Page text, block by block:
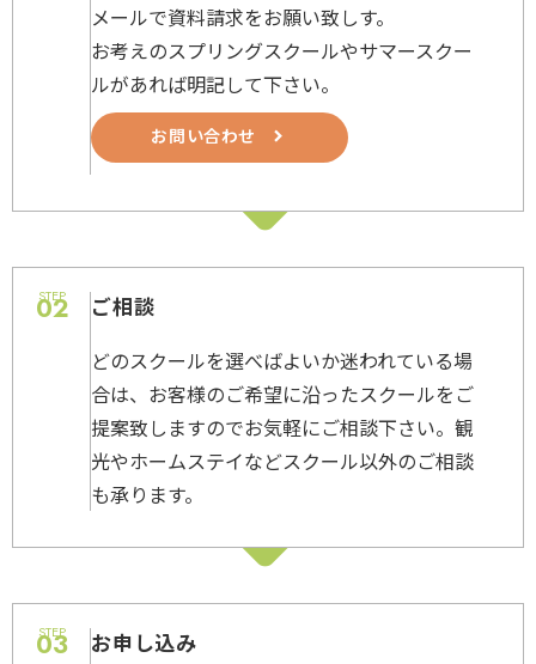
メールで資料請求をお願い致しす。
お考えのスプリングスクールやサマースクー
ルがあれば明記して下さい。
お問い合わせ
STEP
02 ご相談
どのスクールを選べばよいか迷われている場
合は、お客様のご希望に沿ったスクールをご
提案致しますのでお気軽にご相談下さい。観
光やホームステイなどスクール以外のご相談
も承ります。
STEP
03 お申し込み